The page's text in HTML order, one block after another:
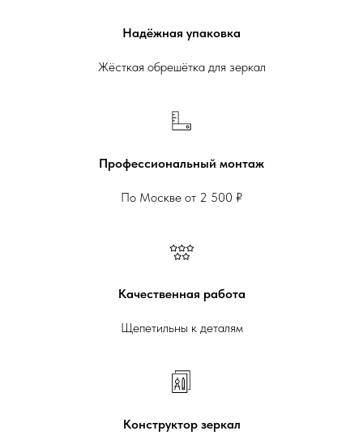
Надёжная упаковка
Жёсткая обрешётка для зеркал
Профессиональный монтаж
По Москве от 2 500 ₽
Качественная работа
Щепетильны к деталям
Конструктор зеркал